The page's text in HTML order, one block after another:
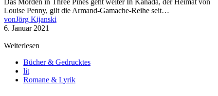
Das Morden in Three Pines geht weiter In Kanada, der Heimat von
Louise Penny, gilt die Armand-Gamache-Reihe seit…
vonJörg Kijanski
6. Januar 2021
Weiterlesen
Bücher & Gedrucktes
lit
Romane & Lyrik